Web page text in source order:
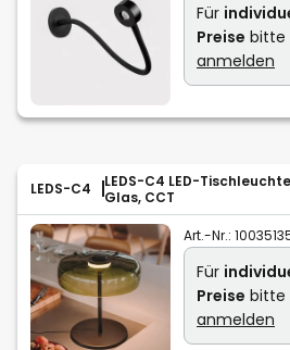
Für
Preise bitte
anmelden
LEDS-C4
LEDS-C4 LED-
Glas, CCT
Art.-Nr.:
Für
Preise bitte
anmelden